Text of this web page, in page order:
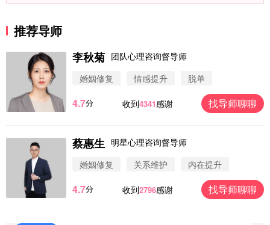
推荐导师
李秋菊 团队心理咨询督导师
婚姻修复
情感提升 脱单
4.7分 收到4341感谢 找导师聊聊
蔡惠生 明星心理咨询督导师
婚姻修复
关系维护 内在提升
4.7分 收到2796感谢 找导师聊聊
微信用户 圆圈 通过此页面咨询，已获得专属情感方
案
微信用户 Vnno 通过此页面咨询，已获得专属情感方